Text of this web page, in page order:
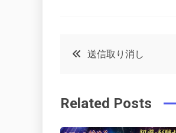
o
t
r
e
e
in
投
ナ
送信取り消し
Related Posts